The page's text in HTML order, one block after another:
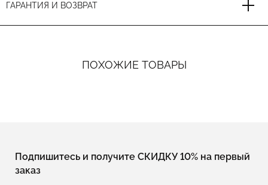
ГАРАНТИЯ И ВОЗВРАТ
ПОХОЖИЕ ТОВАРЫ
Подпишитесь и получите СКИДКУ 10% на первый
заказ